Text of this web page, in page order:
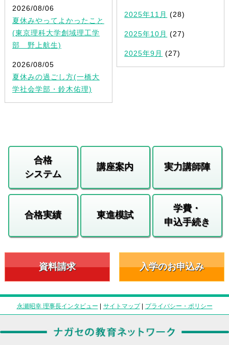
2026/08/06
夏休みやってよかったこと
(東京理科大学創域理工学
部 野上航生)
2026/08/05
夏休みの過ごし方(一橋大
学社会学部・鈴木佑理)
2025年11月 (28)
2025年10月 (27)
2025年9月 (27)
合格
システム
講座案内 実力講師陣
合格実績 東進模試
学費・
申込手続き
資料請求 入学のお申込み
永瀬昭幸 理事長インタビュー | サイトマップ| プライバシー・ポリシー